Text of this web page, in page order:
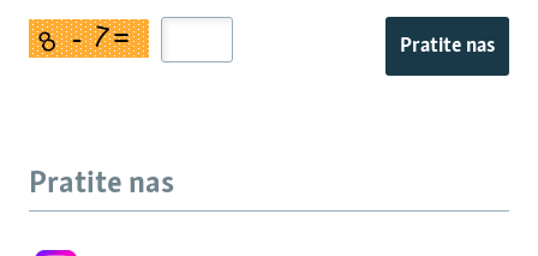
Pratite nas
Pratite nas